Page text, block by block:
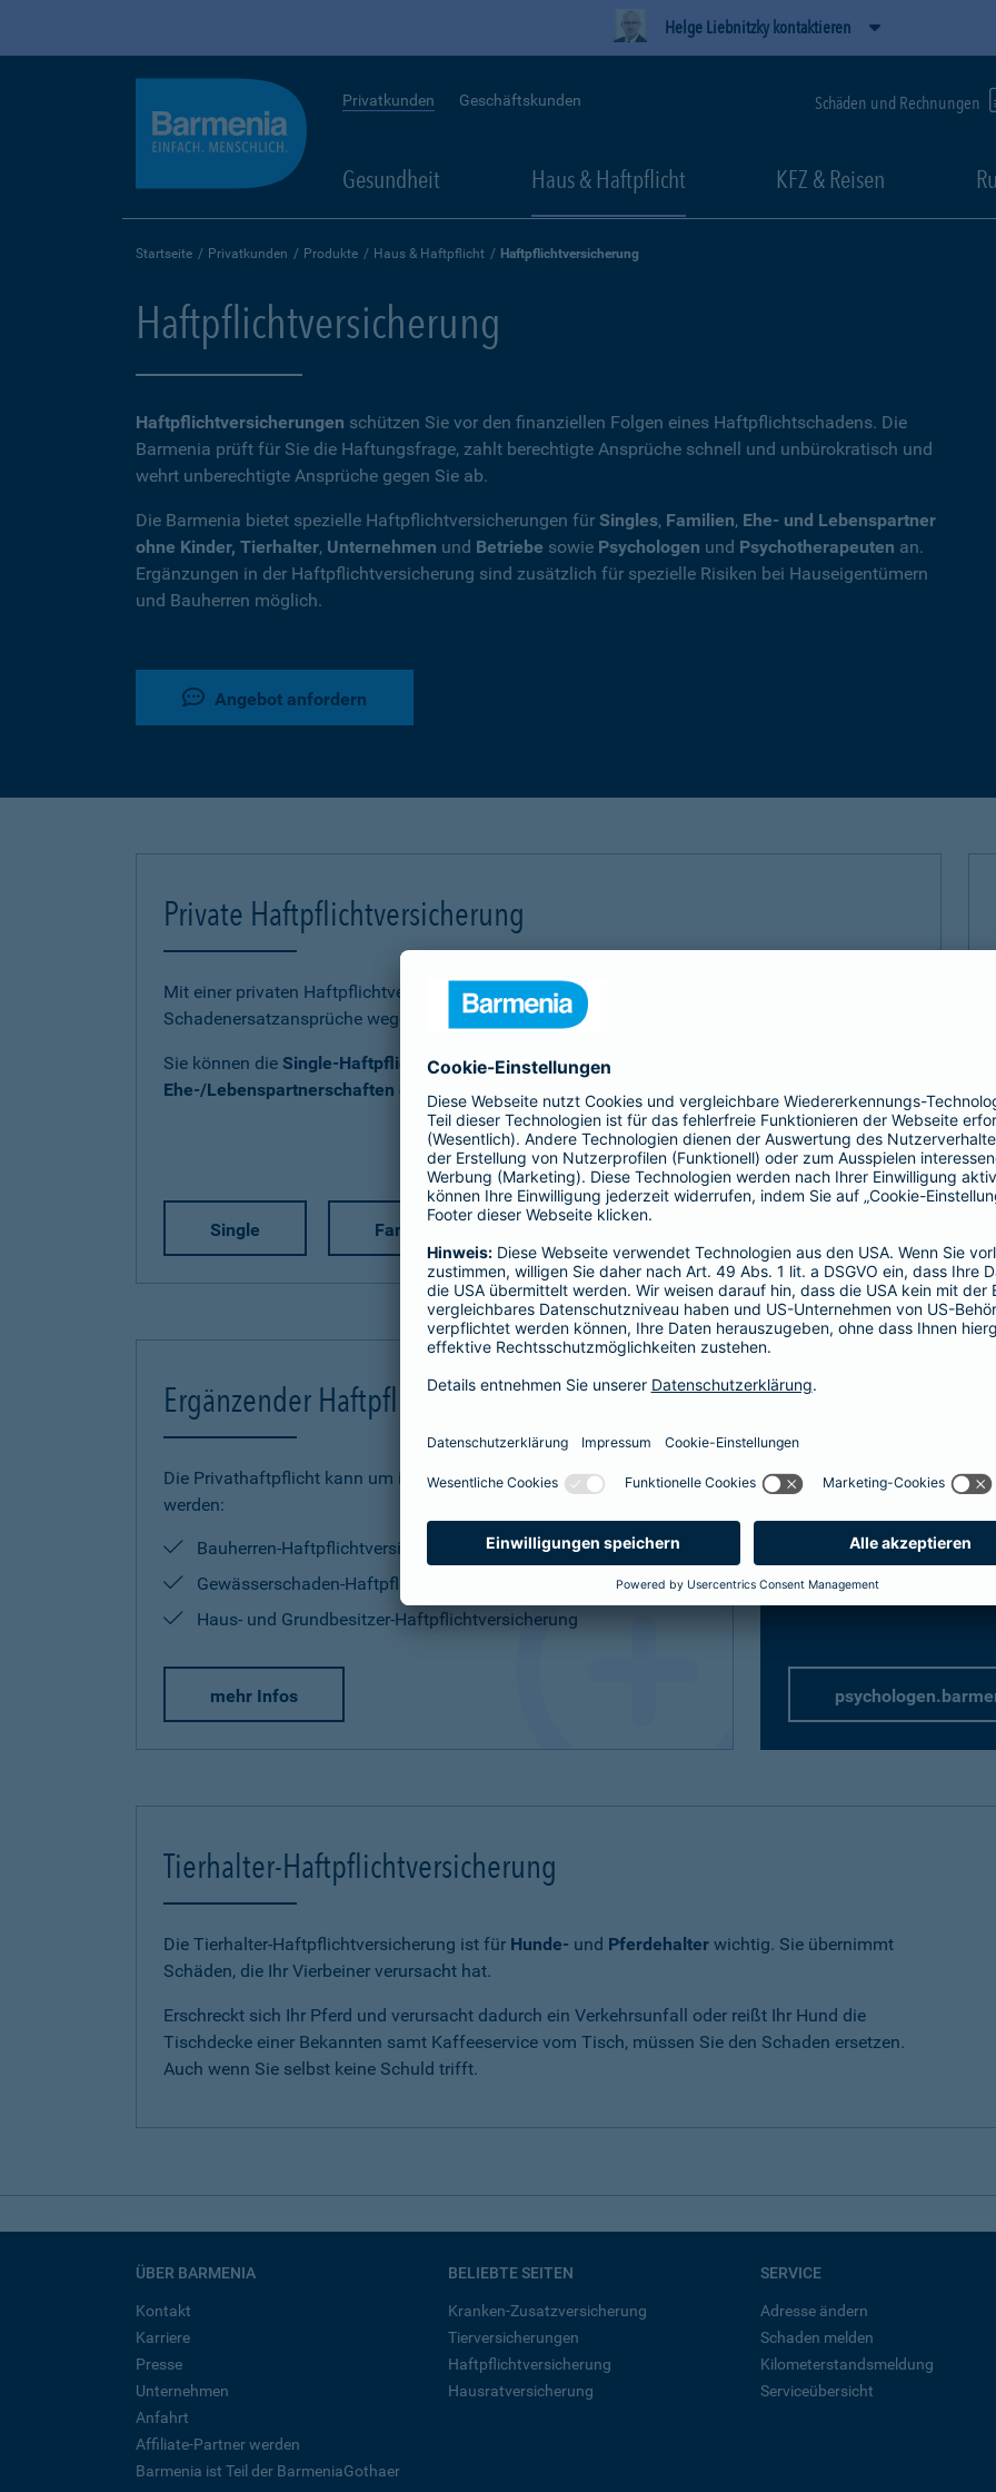
Helge Liebnitzky kontaktieren
Privatkunden Geschäftskunden Schäden und Rechnungen
Gesundheit Haus & Haftpflicht KFZ & Reisen
Startseite Privatkunden Produkte Haus & Haftpflicht Haftpflichtversicherung
Haftpflichtversicherung
Haftpflichtversicherungen schützen Sie vor den finanziellen Folgen eines Haftpflichtschadens. Die
Barmenia prüft für Sie die Haftungsfrage, zahlt berechtigte Ansprüche schnell und unbürokratisch und
wehrt unberechtigte Ansprüche gegen Sie ab.
Die Barmenia bietet spezielle Haftpflichtversicherungen für Singles, Familien, Ehe- und Lebenspartner
ohne Kinder, Tierhalter, Unternehmen und Betriebe sowie Psychologen und Psychotherapeuten an.
Ergänzungen in der Haftpflichtversicherung sind zusätzlich für spezielle Risiken bei Hauseigentümern
und Bauherren möglich.
Angebot anfordern
Private Haftpflichtversicherung
Mit einer privaten Haftpflichtversicherung (PHV) sichern Sie sich gegen
Schadenersatzansprüche wegen Personen-, Sach- und Vermögensschäden ab.
Sie können die Single-Haftpflicht ,Familien-Haftpflichtoder
Ehe-/Lebenspartnerschaften ohne Kind(er)
als Basis-, Top- oder Premium-Schutz vereinbaren.
Single Familie
Ergänzender Haftpflichtschutz
Die Privathaftpflicht kann um individuelle Haftungsrisiken ergänzt
werden:
Bauherren-Haftpflichtversicherung
Gewässerschaden-Haftpflichtversicherung
Haus- und Grundbesitzer-Haftpflichtversicherung
mehr Infos
Psychologen
Exklusive Tarife zu
speziell
Tierhalter-Haftpflichtversicherung
Die Tierhalter-Haftpflichtversicherung ist für Hunde- und Pferdehalter wichtig. Sie übernimmt
Schäden, die Ihr Vierbeiner verursacht hat.
Erschreckt sich Ihr Pferd und verursacht dadurch ein Verkehrsunfall oder reißt Ihr Hund die
Tischdecke einer Bekannten samt Kaffeeservice vom Tisch, müssen Sie den Schaden ersetzen.
Auch wenn Sie selbst keine Schuld trifft.
ÜBER BARMENIA
Kontakt
Karriere
Presse
Unternehmen
Anfahrt
Affiliate-Partner werden
Barmenia ist Teil der BarmeniaGothaer
BELIEBTE SEITEN
Kranken-Zusatzversicherung
Tierversicherungen
Haftpflichtversicherung
Hausratversicherung
SERVICE
Adresse ändern
Schaden melden
Kilometerstandsmeldung
Serviceübersicht